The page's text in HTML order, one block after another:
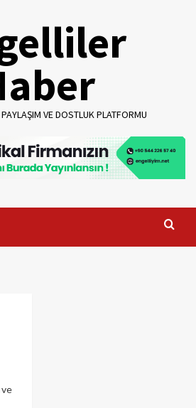
VE DOSTLUK PLATFORMU